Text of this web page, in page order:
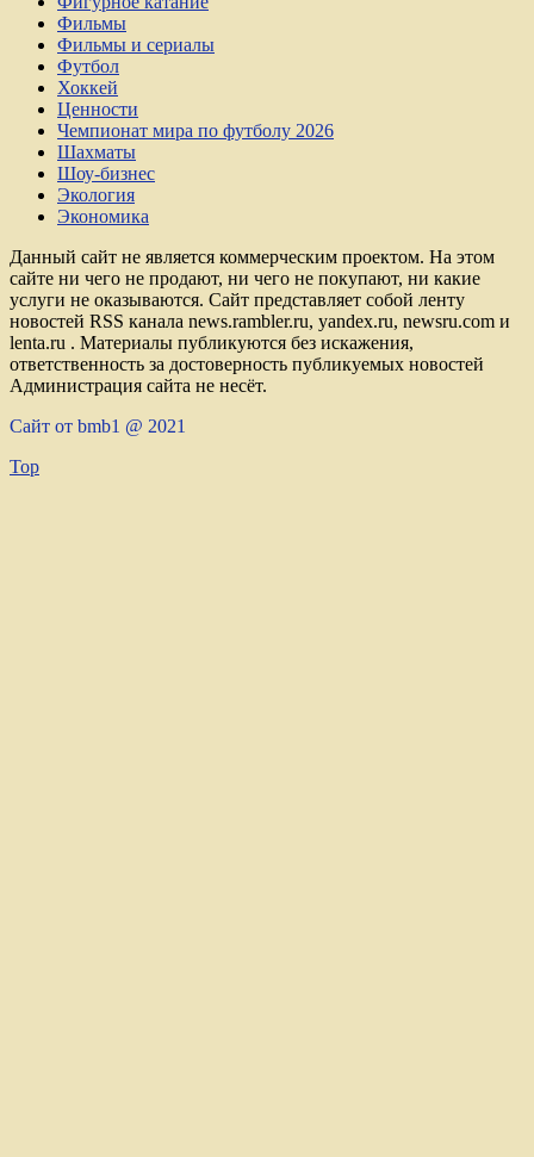
Фильмы
Фильмы и сериалы
Футбол
Хоккей
Ценности
Чемпионат мира по футболу 2026
Шахматы
Шоу-бизнес
Экология
Экономика
Данный сайт не является коммерческим проектом. На этом
сайте ни чего не продают, ни чего не покупают, ни какие
услуги не оказываются. Сайт представляет собой ленту
новостей RSS канала news.rambler.ru, yandex.ru, newsru.com и
lenta.ru . Материалы публикуются без искажения,
ответственность за достоверность публикуемых новостей
Администрация сайта не несёт.
Сайт от bmb1 @ 2021
Top